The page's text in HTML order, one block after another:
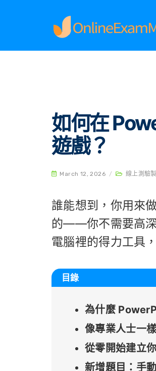
Home
如何在
遊戲？
March 12, 2026 / 線上測驗
誰能想到，你用來
的——你不需要高深
電腦裡的得力工具
目錄
為什麼
像專業人士一
從零開始建立
新增題目：手